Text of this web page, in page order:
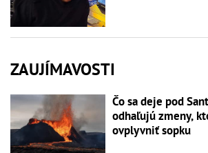
ZAUJÍMAVOSTI
Čo sa deje pod
odhaľujú zmeny,
ovplyvniť sopku